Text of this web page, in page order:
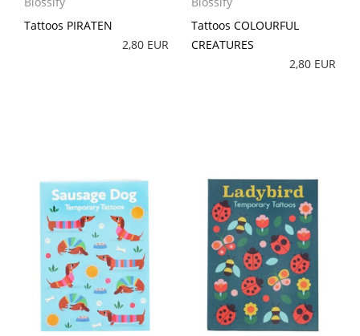
Tattoos PIRATEN
2,80 EUR
Tattoos COLOURFUL
CREATURES
2,80 EUR